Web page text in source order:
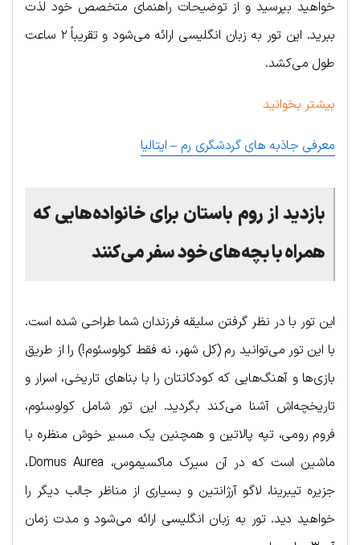
خواهید بپرسید و از توضیحات راهنمای متخصص خود لذت
ببرید. این تور به زبان انگلیسی ارائه می‌شود و تقریباً ۲ ساعت
طول می‌کشد.
بیشتر بخوانید
معرفی جاذبه‌ های گردشگری رم – ایتالیا
بازدید از روم باستان برای خانواده‌هایی که
همراه با بچه‌های خود سفر می‌کنند
این تور با در نظر گرفتن سلیقه فرزندان شما طراحی شده است.
با این تور می‌توانید رم (کل شهر، نه فقط کولوسئوم!) را از طریق
بازی‌ها و آهنگ‌هایی که کودکانتان را با بناهای تاریخی، اسرار و
تاریخچه‌اش آشنا می‌کند بگردید. این تور شامل کولوسئوم،
فروم رومی، تپه پالاتین و همچنین یک مسیر خوش منظره با
ماشین است که در آن سیرک ماکسیموس، Domus Aurea،
جزیره تیبرینا، لاگو آرژانتین و بسیاری از مناظر جالب دیگر را
خواهید دید. تور به زبان انگلیسی ارائه می‌شود و مدت زمان